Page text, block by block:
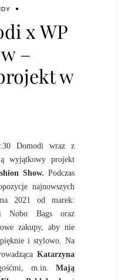
x WP
–
w
Domodi wraz z
wyjątkowy projekt
Show. Podczas
najnowszych
2021 od marek:
i Nobo Bags oraz
zakupy, aby nie
pięknie i stylowo. Na
Katarzyna
m.in. Mają